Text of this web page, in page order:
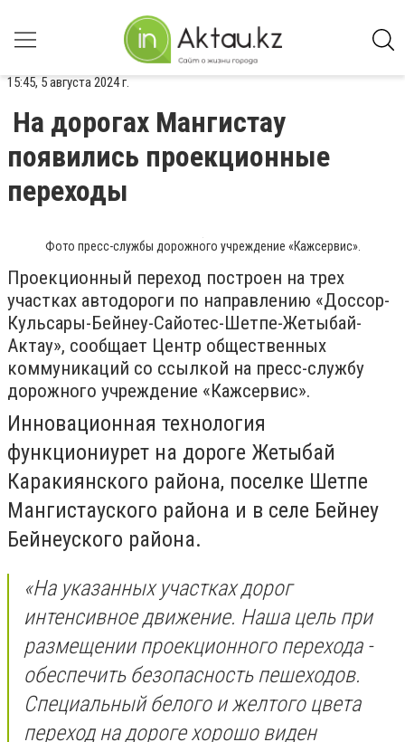
15:45, 5 августа 2024 г.
На дорогах Мангистау
появились проекционные
переходы
Фото пресс-службы дорожного учреждение «Кажсервис».
Проекционный переход построен на трех
участках автодороги по направлению «Доссор-
Кульсары-Бейнеу-Сайотес-Шетпе-Жетыбай-
Актау», сообщает Центр общественных
коммуникаций со ссылкой на пресс-службу
дорожного учреждение «Кажсервис».
Инновационная технология
функциониурет на дороге Жетыбай
Каракиянского района, поселке Шетпе
Мангистауского района и в селе Бейнеу
Бейнеуского района.
«На указанных участках дорог
интенсивное движение. Наша цель при
размещении проекционного перехода -
обеспечить безопасность пешеходов.
Специальный белого и желтого цвета
переход на дороге хорошо виден